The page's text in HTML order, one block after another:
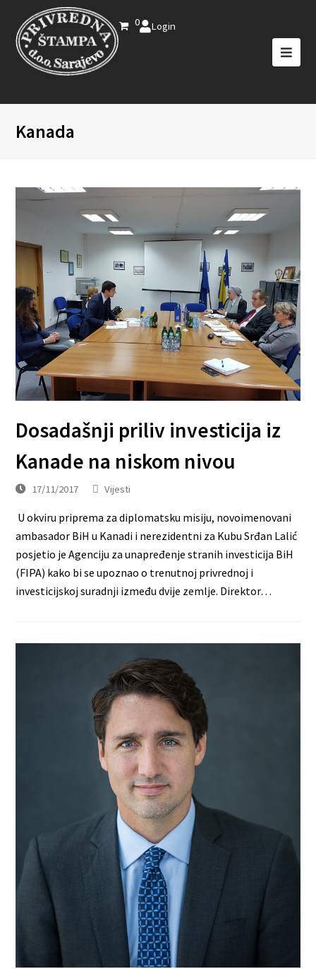
0 Login
Kanada
Dosadašnji priliv investicija iz
Kanade na niskom nivou
17/11/2017 Vijesti
U okviru priprema za diplomatsku misiju, novoimenovani
ambasador BiH u Kanadi i nerezidentni za Kubu Srđan Lalić
posjetio je Agenciju za unapređenje stranih investicija BiH
(FIPA) kako bi se upoznao o trenutnoj privrednoj i
investicijskoj suradnji između dvije zemlje. Direktor…